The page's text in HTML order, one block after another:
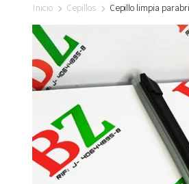
Inicio Cepillos Cepillo limpia